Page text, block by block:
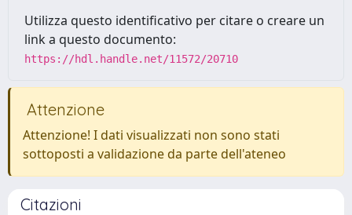
Utilizza questo identificativo per citare o creare un
link a questo documento:
https://hdl.handle.net/11572/20710
Attenzione
Attenzione! I dati visualizzati non sono stati
sottoposti a validazione da parte dell'ateneo
Citazioni